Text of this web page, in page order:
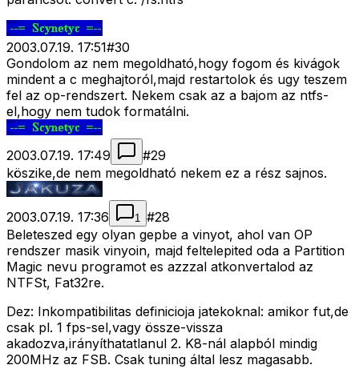
2003.07.19. 17:51#30
Gondolom az nem megoldható,hogy fogom és kivágok
mindent a c meghajtoról,majd restartolok és ugy teszem
fel az op-rendszert. Nekem csak az a bajom az ntfs-
el,hogy nem tudok formatálni.
2003.07.19. 17:49 #29
köszike,de nem megoldható nekem ez a rész sajnos.
2003.07.19. 17:36 1 #28
Beleteszed egy olyan gepbe a vinyot, ahol van OP
rendszer masik vinyoin, majd feltelepited oda a Partition
Magic nevu programot es azzzal atkonvertalod az
NTFSt, Fat32re.
Dez: Inkompatibilitas definicioja jatekoknal: amikor fut,de
csak pl. 1 fps-sel,vagy össze-vissza
akadozva,irányíthatatlanul 2. K8-nál alapból mindig
200MHz az FSB. Csak tuning által lesz magasabb.